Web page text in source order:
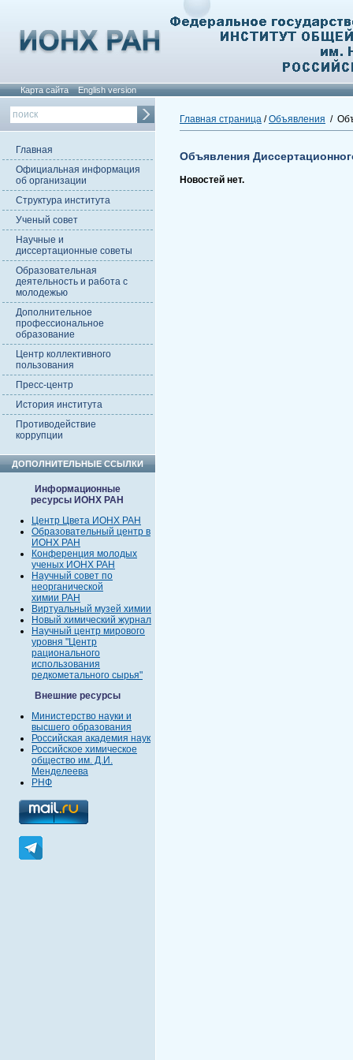
Карта сайта English version
Главная
Официальная информация
об организации
Структура института
Ученый совет
Научные и
диссертационные советы
Образовательная
деятельность и работа с
молодежью
Дополнительное
профессиональное
образование
Центр коллективного
пользования
Пресс-центр
История института
Противодействие
коррупции
ДОПОЛНИТЕЛЬНЫЕ ССЫЛКИ
Информационные
ресурсы ИОНХ РАН
Центр Цвета ИОНХ РАН
Образовательный центр в
ИОНХ РАН
Конференция молодых
ученых ИОНХ РАН
Научный совет по
неорганической
химии РАН
Виртуальный музей химии
Новый химический журнал
Научный центр мирового
уровня "Центр
рационального
использования
редкометального сырья"
Внешние ресурсы
Министерство науки и
высшего образования
Российская академия наук
Российское химическое
общество им. Д.И.
Менделеева
РНФ
Главная страница /Объявления /
Объявления
Новостей нет.